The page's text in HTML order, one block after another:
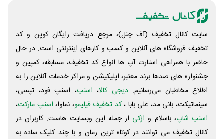
سایت کانال تخفیف (آف چنل)، مرجع دریافت رایگان کوپن و کد
تخفیف فروشگاه های آنلاین و کسب و‌ کارهای اینترنتی است. در حال
حاضر با همراهی استارت آپ ها انواع کد تخفیف، مسابقه، کمپین و
جشنواره های صدها برند معتبر، اپلیکیشن و مراکز خدمات آنلاین را به
اطلاع مخاطبان می‌رسانیم. دیجی کالا، اسنپ، اسنپ فود، تپسی،
سینماتیکت، بانی مد، علی‌ بابا ،کد تخفیف فیلیمو، نماوا، اسنپ مارکت،
اسنپ شاپ، باسلام و ازکی از جمله این وبسایت ‌هاست. کاربران در
کانال تخفیف می توانند در کوتاه ترین زمان و با چند کلیک ساده به